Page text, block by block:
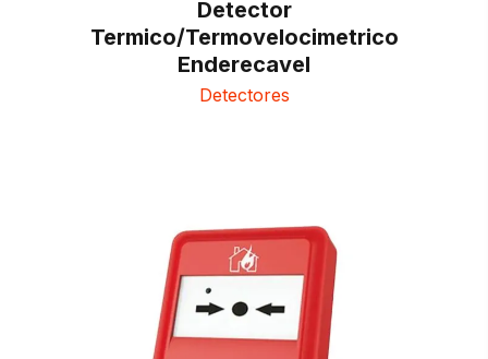
Detector
Termico/Termovelocimetrico
Enderecavel
Detectores